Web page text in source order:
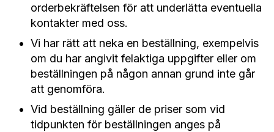
orderbekräftelsen för att underlätta eventuella
kontakter med oss.
Vi har rätt att neka en beställning, exempelvis
om du har angivit felaktiga uppgifter eller om
beställningen på någon annan grund inte går
att genomföra.
Vid beställning gäller de priser som vid
tidpunkten för beställningen anges på